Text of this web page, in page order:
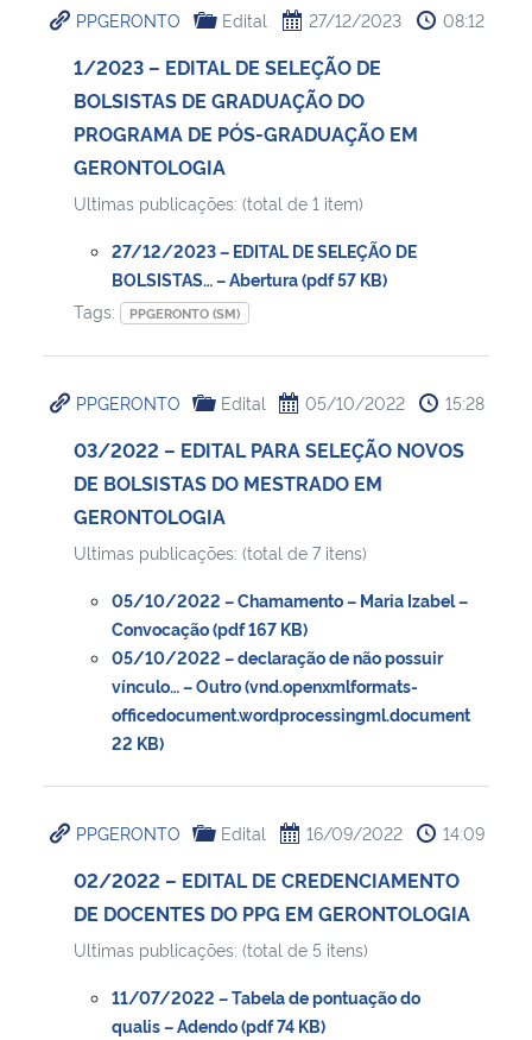
Ministério da Cidadania
Ministério de Minas e Energia
Ministério da Ciência, Tecnologia, Inovações e Comunicações
Ministério do Meio Ambiente
Ministério do Desenvolvimento Regional
Controladoria-Geral da União
Ministério da Mulher, da Família e dos Direitos Humanos
Secretaria de Governo
Gabinete de Segurança Institucional
Banco Central do Brasil
PPGERONTO Edital 27/12/2023 08:12
1/2023 – EDITAL DE SELEÇÃO DE
BOLSISTAS DE GRADUAÇÃO DO
PROGRAMA DE PÓS-GRADUAÇÃO EM
GERONTOLOGIA
Ultimas publicações: (total de 1 item)
27/12/2023 – EDITAL DE SELEÇÃO DE
BOLSISTAS… – Abertura (pdf 57 KB)
Tags:
PPGERONTO (SM)
PPGERONTO Edital 05/10/2022 15:28
03/2022 – EDITAL PARA SELEÇÃO NOVOS
DE BOLSISTAS DO MESTRADO EM
GERONTOLOGIA
Ultimas publicações: (total de 7 itens)
05/10/2022 – Chamamento – Maria Izabel –
Convocação (pdf 167 KB)
05/10/2022 – declaração de não possuir
vínculo… – Outro (vnd.openxmlformats-
officedocument.wordprocessingml.document
22 KB)
PPGERONTO Edital 16/09/2022 14:09
02/2022 – EDITAL DE CREDENCIAMENTO
DE DOCENTES DO PPG EM GERONTOLOGIA
Ultimas publicações: (total de 5 itens)
11/07/2022 – Tabela de pontuação do
qualis – Adendo (pdf 74 KB)